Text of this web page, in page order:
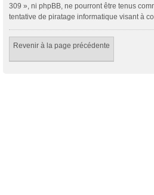
309 », ni phpBB, ne pourront être tenus
tentative de piratage informatique visant à
Revenir à la page précédente